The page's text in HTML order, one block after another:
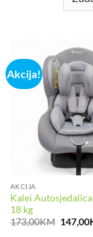
Akcija!
AKCIJA
Kalei
18 kg
173,00KM Izvorna
cijena
147,00